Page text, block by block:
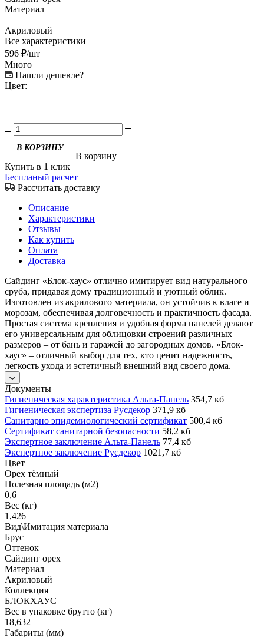
Материал
—
Акриловый
Все характеристики
596 ₽/шт
Много
Нашли дешевле?
Цвет:
В корзину
Купить в 1 клик
Беспланый расчет
Рассчитать доставку
Описание
Характеристики
Отзывы
Как купить
Оплата
Доставка
Сайдинг «Блок-хаус» отлично имитирует вид натурального
сруба, придавая дому традиционный и уютный облик.
Изготовлен из акрилового материала, он устойчив к влаге и
морозам, обеспечивая долговечность и практичность фасада.
Простая система крепления и удобная форма панелей делают
его универсальным для облицовки строений различных
размеров – от бань и гаражей до загородных домов. «Блок-
хаус» – отличный выбор для тех, кто ценит надежность,
легкость ухода и эстетичный внешний вид своего дома.
Документы
Гигиеническая характеристика Альта-Панель 354,7 кб
Гигиеническая экспертиза Русдекор 371,9 кб
Санитарно эпидемиологический сертификат 500,4 кб
Сертификат санитарной безопасности 58,2 кб
Экспертное заключение Альта-Панель 77,4 кб
Экспертное заключение Русдекор 1021,7 кб
Цвет
Орех тёмный
Полезная площадь (м2)
0,6
Вес (кг)
1,426
Вид\Имитация материала
Брус
Оттенок
Сайдинг орех
Материал
Акриловый
Коллекция
БЛОКХАУС
Вес в упаковке брутто (кг)
18,632
Габариты (мм)